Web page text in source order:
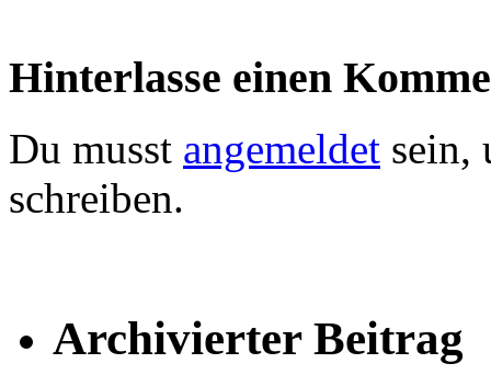
Hinterlasse einen
Du musst angemeldet sein,
schreiben.
Archivierter Beitrag